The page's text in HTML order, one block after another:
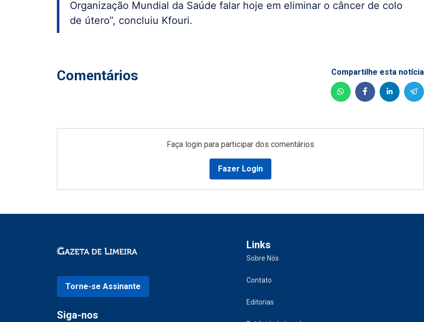
Organização Mundial da Saúde falar hoje em eliminar o câncer de colo
de útero”, concluiu Kfouri.
Comentários Compartilhe esta notícia
Faça login para participar dos comentários
Fazer Login
Torne-se Assinante
Siga-nos
Links
Sobre Nós
Contato
Editorias